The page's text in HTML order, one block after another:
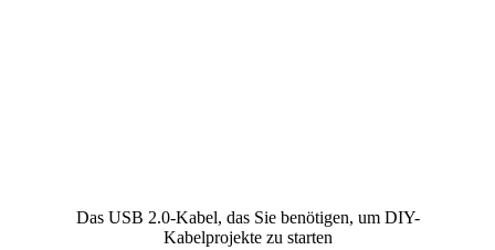
Das USB 2.0-Kabel, das Sie benötigen, um DIY-
Kabelprojekte zu starten